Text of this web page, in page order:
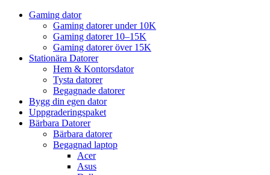
Gaming dator
Gaming datorer under 10K
Gaming datorer 10–15K
Gaming datorer över 15K
Stationära Datorer
Hem & Kontorsdator
Tysta datorer
Begagnade datorer
Bygg din egen dator
Uppgraderingspaket
Bärbara Datorer
Bärbara datorer
Begagnad laptop
Acer
Asus